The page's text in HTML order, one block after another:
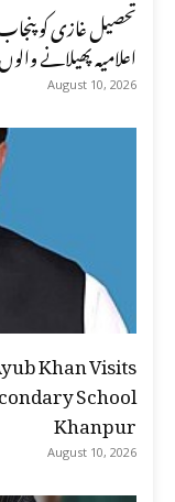
تحصیل غازی کو
اعلامیہ پھیلانے
August 10, 2026
Khan Visits
School
Khanpur
August 10, 2026